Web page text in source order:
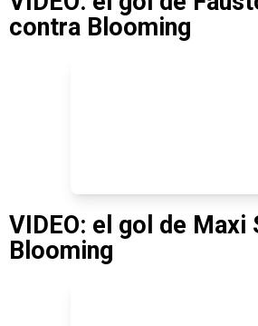
contra Blooming
VIDEO: el gol de Maxi
Blooming